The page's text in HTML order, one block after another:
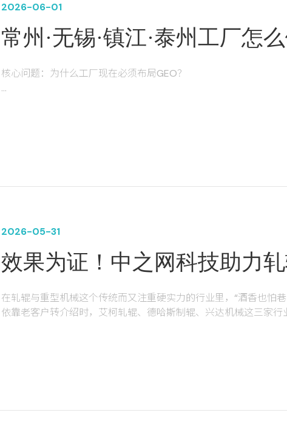
2026-06-01
常州·无锡·镇江·泰州工厂怎
关键词优化推广？2026年GEO
核心问题：为什么工厂现在必须布局GEO？
Kimi、腾讯元宝等AI平台上提问"常州精密零件加工厂家推荐""无
而是在AI搜索崛起的新战场上，为企业打开一条低成本、高信任的
2026-05-31
效果为证！中之网科技助力
传片+官网+短视频组合拳有
在轧辊与重型机械这个传统而又注重硬实力的行业里，“酒香也怕
依靠老客户转介绍时，艾柯轧辊、德哈斯制辊、兴达机械这三家